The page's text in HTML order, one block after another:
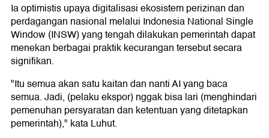
Ia optimistis upaya digitalisasi ekosistem perizinan dan
perdagangan nasional melalui Indonesia National Single
Window (INSW) yang tengah dilakukan pemerintah dapat
menekan berbagai praktik kecurangan tersebut secara
signifikan.
"Itu semua akan satu kaitan dan nanti AI yang baca
semua. Jadi, (pelaku ekspor) nggak bisa lari (menghindari
pemenuhan persyaratan dan ketentuan yang ditetapkan
pemerintah)," kata Luhut.